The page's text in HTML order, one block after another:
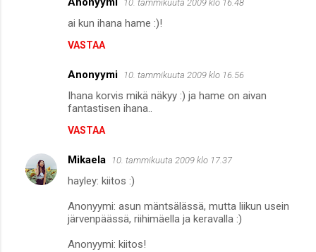
10. tammikuuta 2009 klo 16.48
ai kun ihana hame :)!
VASTAA
Anonyymi 10. tammikuuta 2009 klo 16.56
Ihana korvis mikä näkyy :) ja hame on aivan
fantastisen ihana..
VASTAA
Mikaela 10. tammikuuta 2009 klo 17.37
hayley: kiitos :)
Anonyymi: asun mäntsälässä, mutta liikun usein
järvenpäässä, riihimäella ja keravalla :)
Anonyymi: kiitos!